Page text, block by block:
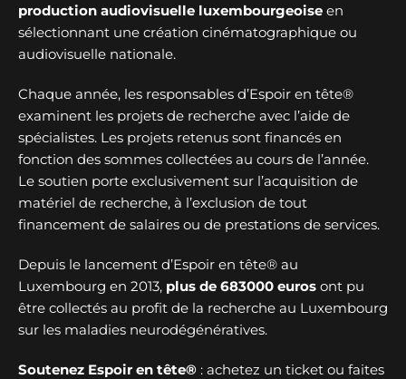
production audiovisuelle luxembourgeoise en
sélectionnant une création cinématographique ou
audiovisuelle nationale.
Chaque année, les responsables d’Espoir en tête®
examinent les projets de recherche avec l’aide de
spécialistes. Les projets retenus sont financés en
fonction des sommes collectées au cours de l’année.
Le soutien porte exclusivement sur l’acquisition de
matériel de recherche, à l’exclusion de tout
financement de salaires ou de prestations de services.
Depuis le lancement d’Espoir en tête® au
Luxembourg en 2013, plus de 683000 euros ont pu
être collectés au profit de la recherche au Luxembourg
sur les maladies neurodégénératives.
Soutenez Espoir en tête® : achetez un ticket ou faites